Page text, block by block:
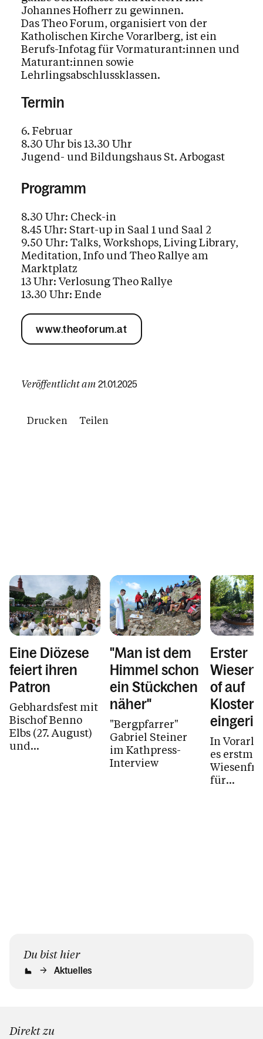
Johannes Hofherr zu gewinnen.
Das Theo Forum, organisiert von der
Katholischen Kirche Vorarlberg, ist ein
Berufs-Infotag für Vormaturant:innen und
Maturant:innen sowie
Lehrlingsabschlussklassen.
Termin
6. Februar
8.30 Uhr bis 13.30 Uhr
Jugend- und Bildungshaus St. Arbogast
Programm
8.30 Uhr: Check-in
8.45 Uhr: Start-up in Saal 1 und Saal 2
9.50 Uhr: Talks, Workshops, Living Library,
Meditation, Info und Theo Rallye am
Marktplatz
13 Uhr: Verlosung Theo Rallye
13.30 Uhr: Ende
www.theoforum.at
Veröffentlicht am 21.01.2025
Drucken Teilen
Eine Diözese
feiert ihren
Patron
Gebhardsfest mit
Bischof Benno
Elbs (27. August)
und
"Man ist dem
Himmel schon
ein Stückchen
näher"
"Bergpfarrer"
Gabriel Steiner
im Kathpress-
Interview
Erster
of auf
In
es
für
Du bist hier
Aktuelles
Direkt zu